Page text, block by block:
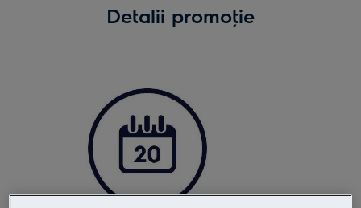
Detalii promoţie